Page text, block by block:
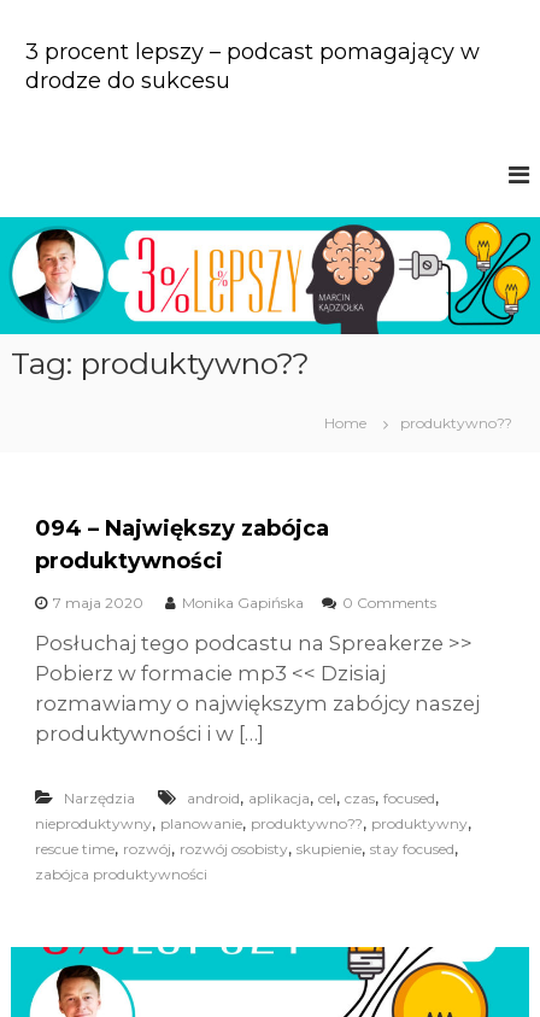
n
e
n
3 procent lepszy – podcast pomagający w
drodze do sukcesu
Tag: produktywno??
Home produktywno??
094 – Największy zabójca
produktywności
7 maja 2020 Monika Gapińska 0 Comments
Posłuchaj tego podcastu na Spreakerze >>
Pobierz w formacie mp3 << Dzisiaj
rozmawiamy o największym zabójcy naszej
produktywności i w […]
Narzędzia android, aplikacja, cel, czas, focused,
nieproduktywny, planowanie, produktywno??, produktywny,
rescue time, rozwój, rozwój osobisty, skupienie, stay focused,
zabójca produktywności